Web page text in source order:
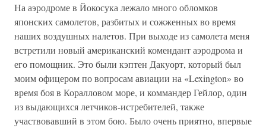
На аэродроме в Йокосука лежало много обломков
японских самолетов, разбитых и сожженных во время
наших воздушных налетов. При выходе из самолета меня
встретили новый американский комендант аэродрома и
его помощник. Это были кэптен Дакуорт, который был
моим офицером по вопросам авиации на «Lexington» во
время боя в Коралловом море, и коммандер Гейлор, один
из выдающихся летчиков-истребителей, также
участвовавший в этом бою. Было очень приятно, впервые